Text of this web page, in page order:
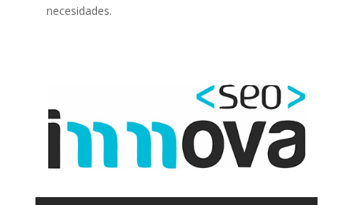
necesidades.